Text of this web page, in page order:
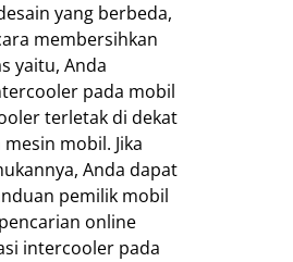
yang berbeda,
membersihkan
yaitu, Anda
pada mobil
terletak di dekat
mobil. Jika
Anda dapat
pemilik mobil
online
intercooler pada